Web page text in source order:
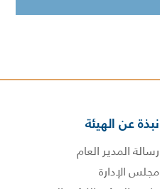
نبذة عن الهيئة
رسالة المدير العام
مجلس الإدارة